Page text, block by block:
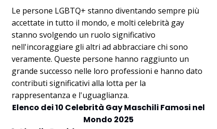
Le persone LGBTQ+ stanno diventando sempre più
accettate in tutto il mondo, e molti celebrità gay
stanno svolgendo un ruolo significativo
nell'incoraggiare gli altri ad abbracciare chi sono
veramente. Queste persone hanno raggiunto un
grande successo nelle loro professioni e hanno dato
contributi significativi alla lotta per la
rappresentanza e l'uguaglianza.
Elenco dei 10 Celebrità Gay Maschili Famosi nel
Mondo 2025